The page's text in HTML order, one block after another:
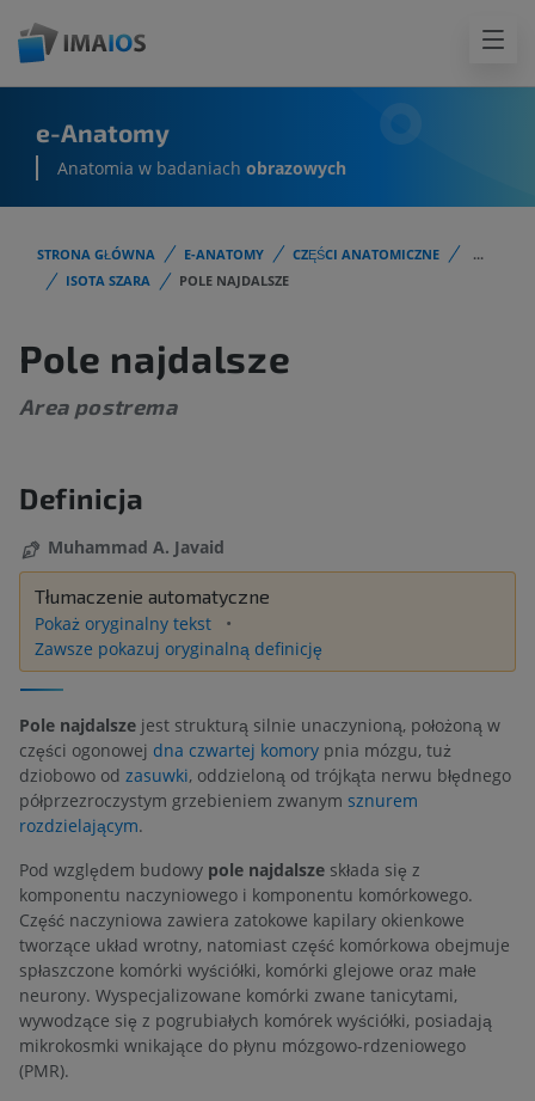
e-Anatomy
Anatomia w badaniach obrazowych
STRONA GŁÓWNA E-ANATOMY CZĘŚCI ANATOMICZNE
...
ISOTA SZARA
POLE NAJDALSZE
Pole najdalsze
Area postrema
Definicja
Muhammad A. Javaid
Tłumaczenie automatyczne
Pokaż oryginalny tekst
Zawsze pokazuj oryginalną definicję
Pole najdalsze jest strukturą silnie unaczynioną, położoną w
części ogonowej dna czwartej komory pnia mózgu, tuż
dziobowo od zasuwki, oddzieloną od trójkąta nerwu błędnego
półprzezroczystym grzebieniem zwanym sznurem
rozdzielającym.
Pod względem budowy pole najdalsze składa się z
komponentu naczyniowego i komponentu komórkowego.
Część naczyniowa zawiera zatokowe kapilary okienkowe
tworzące układ wrotny, natomiast część komórkowa obejmuje
spłaszczone komórki wyściółki, komórki glejowe oraz małe
neurony. Wyspecjalizowane komórki zwane tanicytami,
wywodzące się z pogrubiałych komórek wyściółki, posiadają
mikrokosmki wnikające do płynu mózgowo-rdzeniowego
(PMR).